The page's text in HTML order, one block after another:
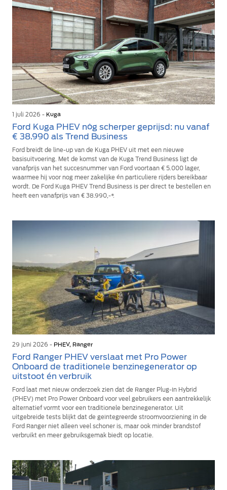
1 juli 2026 - Kuga
Ford Kuga PHEV nóg scherper geprijsd: nu vanaf
€ 38.990 als Trend Business
Ford breidt de line-up van de Kuga PHEV uit met een nieuwe
basisuitvoering. Met de komst van de Kuga Trend Business ligt de
vanafprijs van het succesnummer van Ford voortaan € 5.000 lager,
waarmee hij voor nog meer zakelijke én particuliere rijders bereikbaar
wordt. De Ford Kuga PHEV Trend Business is per direct te bestellen en
heeft een vanafprijs van € 38.990,-*.
29 juni 2026 - PHEV, Ranger
Ford Ranger PHEV verslaat met Pro Power
Onboard de traditionele benzinegenerator op
uitstoot én verbruik
Ford laat met nieuw onderzoek zien dat de Ranger Plug-In Hybrid
(PHEV) met Pro Power Onboard voor veel gebruikers een aantrekkelijk
alternatief vormt voor een traditionele benzinegenerator. Uit
uitgebreide tests blijkt dat de geïntegreerde stroomvoorziening in de
Ford Ranger niet alleen veel schoner is, maar ook minder brandstof
verbruikt en meer gebruiksgemak biedt op locatie.